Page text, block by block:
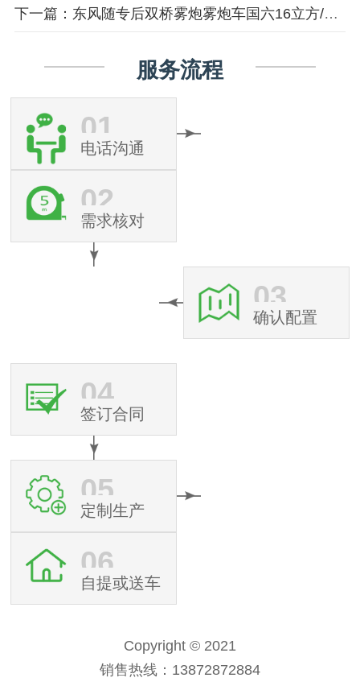
下一篇：东风随专后双桥雾炮雾炮车国六16立方/50-120米雾炮
服务流程
01
电话沟通
02
需求核对
03
确认配置
04
签订合同
05
定制生产
06
自提或送车
Copyright © 2021
销售热线：13872872884